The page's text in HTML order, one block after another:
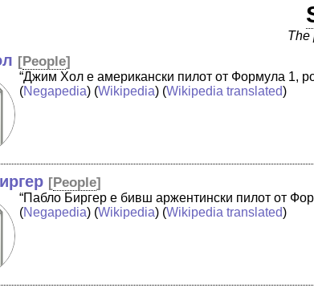
The
[People]
“Джим Хол е американски пилот от Формула 1,
(Negapedia) (Wikipedia) (Wikipedia translated)
[People]
“Пабло Биргер е бивш аржентински пилот от
(Negapedia) (Wikipedia) (Wikipedia translated)